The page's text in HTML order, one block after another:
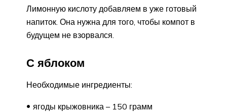
Лимонную кислоту добавляем в уже готовый
напиток. Она нужна для того, чтобы компот в
будущем не взорвался.
С яблоком
Необходимые ингредиенты:
ягоды крыжовника – 150 грамм